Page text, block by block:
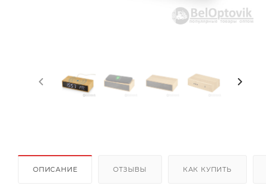
ОПИСАНИЕ ОТЗЫВЫ КАК КУПИТЬ